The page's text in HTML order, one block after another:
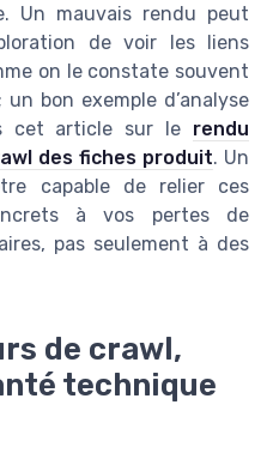
Un mauvais rendu peut
de voir les liens
on le constate souvent
bon exemple d’analyse
cet article sur le rendu
des fiches produit. Un
capable de relier ces
à vos pertes de
pas seulement à des
de crawl,
technique